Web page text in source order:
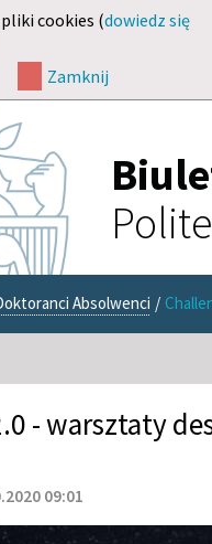
cookies (dowiedz się
Zamknij
Absolwenci /
- warsztaty
09:01